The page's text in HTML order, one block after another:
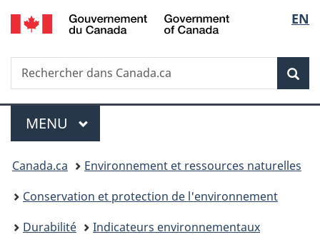
Passer
au
principal
Passer
à
Au
du
Passer
à
version
simplifiée
de
la
EN
Recherche
Rechercher
dans
Menu
MENU PRINCIPAL
Vous
êtes
ici :
Canada.ca
Environnement et ressources naturelles
Conservation et protection de l'environnement
Durabilité
Indicateurs environnementaux